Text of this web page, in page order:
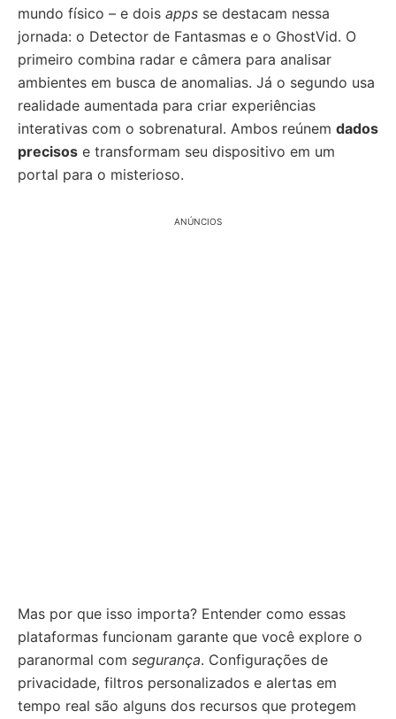
mundo físico – e dois apps se destacam nessa
jornada: o Detector de Fantasmas e o GhostVid. O
primeiro combina radar e câmera para analisar
ambientes em busca de anomalias. Já o segundo usa
realidade aumentada para criar experiências
interativas com o sobrenatural. Ambos reúnem dados
precisos e transformam seu dispositivo em um
portal para o misterioso.
ANÚNCIOS
Mas por que isso importa? Entender como essas
plataformas funcionam garante que você explore o
paranormal com segurança. Configurações de
privacidade, filtros personalizados e alertas em
tempo real são alguns dos recursos que protegem